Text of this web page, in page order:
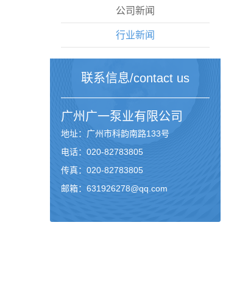
公司新闻
行业新闻
联系信息/contact us
广州 广一泵业有限公司
地址：广州市科韵南路133号
电话：020-82783805
传真：020-82783805
邮箱：631926278@qq.com